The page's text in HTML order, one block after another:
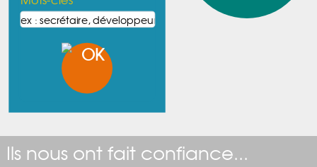
Ils nous ont fait confiance...